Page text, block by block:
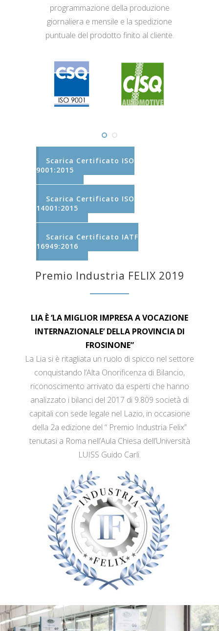
programmazione della produzione
giornaliera e mensile e la spedizione
puntuale del prodotto finito al cliente.
Scarica Certificato ISO
9001:2015
Scarica Certificato ISO
14001:2015
Scarica Certificato IATF
16949:2016
Premio Industria FELIX 2019
LIA È ‘LA MIGLIOR IMPRESA A VOCAZIONE
INTERNAZIONALE’ DELLA PROVINCIA DI
FROSINONE”
La Lia si è ritagliata un ruolo di spicco nel settore
conquistando l’Alta Onorificenza di Bilancio,
riconoscimento arrivato da esperti che hanno
analizzato i bilanci del 2017 di 9.809 società di
capitali con sede legale nel Lazio, in occasione
della 2a edizione del “ Premio Industria Felix”
tenutasi a Roma nell’Aula Chiesa dell’Università
LUISS Guido Carli.